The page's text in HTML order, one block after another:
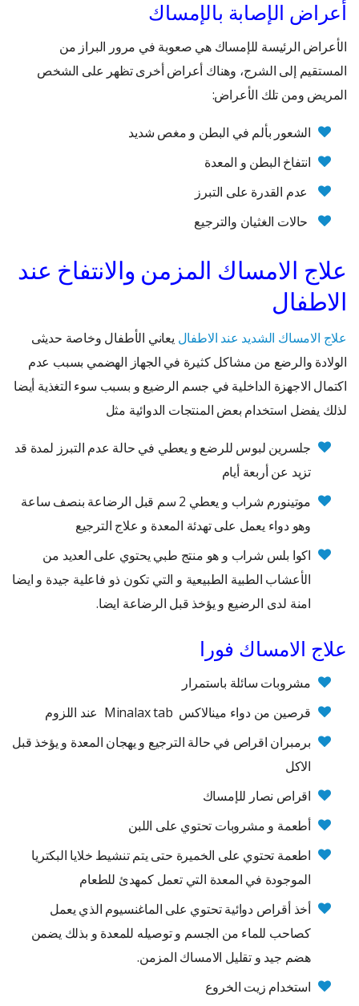
أعراض الإصابة بالإمساك
الأعراض الرئيسة للإمساك هي صعوبة في مرور البراز من
المستقيم إلى الشرج، وهناك أعراض أخرى تظهر على الشخص
المريض ومن تلك الأعراض:
الشعور بألم في البطن و مغص شديد
انتفاخ البطن و المعدة
عدم القدرة على التبرز
حالات الغثيان والترجيع
علاج الامساك المزمن والانتفاخ عند
الاطفال
علاج الامساك الشديد عند الاطفال يعاني الأطفال وخاصة حديثى
الولادة والرضع من مشاكل كثيرة في الجهاز الهضمي بسبب عدم
اكتمال الاجهزة الداخلية في جسم الرضيع و بسبب سوء التغذية أيضا
لذلك يفضل استخدام بعض المنتجات الدوائية مثل
جلسرين لبوس للرضع و يعطي في حالة عدم التبرز لمدة قد
تزيد عن أربعة أيام
موتينورم شراب و يعطي 2 سم قبل الرضاعة بنصف ساعة
وهو دواء يعمل على تهدئة المعدة و علاج الترجيع
اكوا بلس شراب و هو منتج طبي يحتوي على العديد من
الأعشاب الطبية الطبيعية و التي تكون ذو فاعلية جيدة و ايضا
امنة لدى الرضيع و يؤخذ قبل الرضاعة ايضا.
علاج الامساك فورا
مشروبات سائلة باستمرار
قرصين من دواء مينالاكس Minalax tab عند اللزوم
برمبران اقراص في حالة الترجيع و يهجان المعدة و يؤخذ قبل
الاكل
اقراص نصار للإمساك
أطعمة و مشروبات تحتوي على اللبن
اطعمة تحتوي على الخميرة حتى يتم تنشيط خلايا البكتريا
الموجودة في المعدة التي تعمل كمهدئ للطعام
أخذ أقراص دوائية تحتوي على الماغنسيوم الذي يعمل
كصاحب للماء من الجسم و توصيله للمعدة و بذلك يضمن
هضم جيد و تقليل الامساك المزمن.
استخدام زيت الخروع